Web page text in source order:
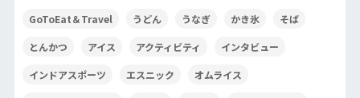
GoToEat＆Travel うどん うなぎ かき氷 そば
とんかつ アイス アクティビティ インタビュー
インドアスポーツ エスニック オムライス